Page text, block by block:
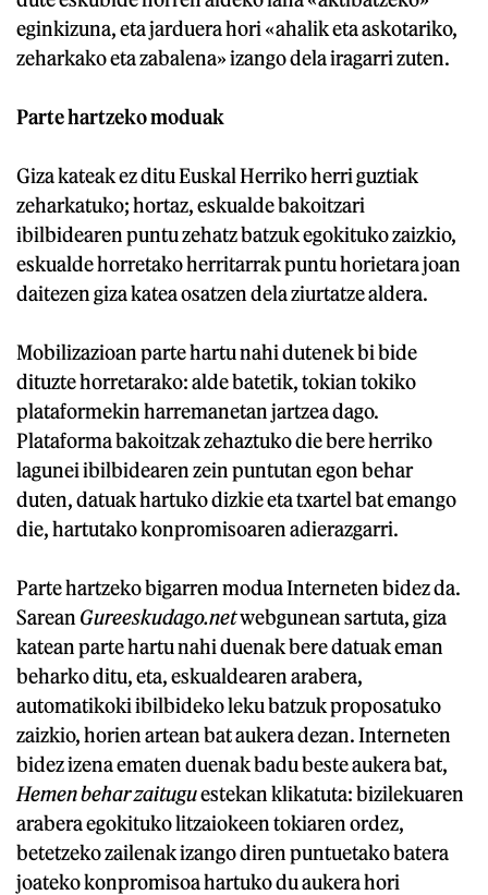
eginkizuna, eta jarduera hori «ahalik eta askotariko,
zeharkako eta zabalena» izango dela iragarri zuten.
Parte hartzeko moduak
Giza kateak ez ditu Euskal Herriko herri guztiak
zeharkatuko; hortaz, eskualde bakoitzari
ibilbidearen puntu zehatz batzuk egokituko zaizkio,
eskualde horretako herritarrak puntu horietara joan
daitezen giza katea osatzen dela ziurtatze aldera.
Mobilizazioan parte hartu nahi dutenek bi bide
dituzte horretarako: alde batetik, tokian tokiko
plataformekin harremanetan jartzea dago.
Plataforma bakoitzak zehaztuko die bere herriko
lagunei ibilbidearen zein puntutan egon behar
duten, datuak hartuko dizkie eta txartel bat emango
die, hartutako konpromisoaren adierazgarri.
Parte hartzeko bigarren modua Interneten bidez da.
Sarean Gureeskudago.netwebgunean sartuta, giza
katean parte hartu nahi duenak bere datuak eman
beharko ditu, eta, eskualdearen arabera,
automatikoki ibilbideko leku batzuk proposatuko
zaizkio, horien artean bat aukera dezan. Interneten
bidez izena ematen duenak badu beste aukera bat,
Hemen behar zaituguestekan klikatuta: bizilekuaren
arabera egokituko litzaiokeen tokiaren ordez,
betetzeko zailenak izango diren puntuetako batera
joateko konpromisoa hartuko du aukera hori